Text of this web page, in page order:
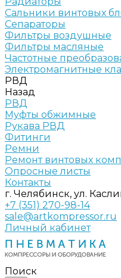
Сальники винтовых
Сепараторы
Фильтры воздушные
Фильтры масляные
Частотные
Электромагнитные
РВД
Назад
РВД
Муфты обжимные
Рукава РВД
Фитинги
Ремни
Ремонт винтовых
Опросные листы
Контакты
г. Челябинск, ул.
+7 (351) 270-98-14
sale@artkompressor.ru
Личный кабинет
Поиск